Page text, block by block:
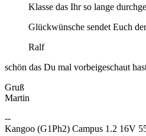
Klasse das Ihr so lange
Glückwünsche sendet Euch
Ralf
schön das Du mal vorbeigeschaut
Gruß
Martin
--
Kangoo (G1Ph2) Campus 1.2 16V